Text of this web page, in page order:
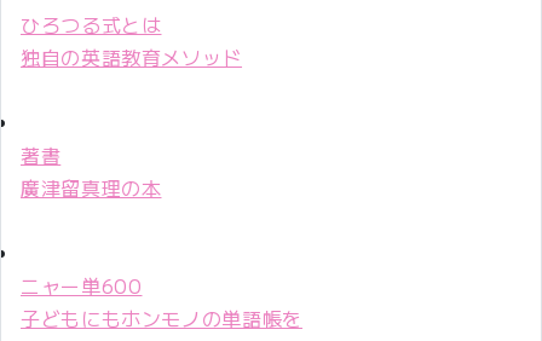
ひろつる式とは
独自の英語教育メソッド
著書
廣津留真理の本
ニャー単600
子どもにもホンモノの単語帳を